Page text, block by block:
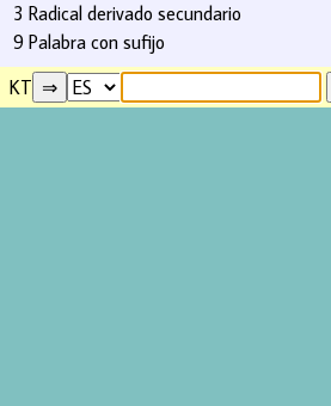
3 Radical derivado secundario
9 Palabra con sufijo
KT